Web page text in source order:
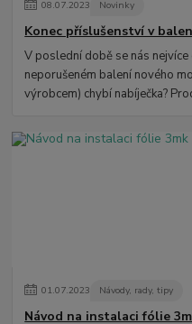
08.07.2023 Novinky
Konec příslušenství v
V poslední době se nás nejvíce
neporušeném balení nového
výrobcem) chybí nabíječka?
01.07.2023 Návody, rady, tipy
Návod na instalaci fólie